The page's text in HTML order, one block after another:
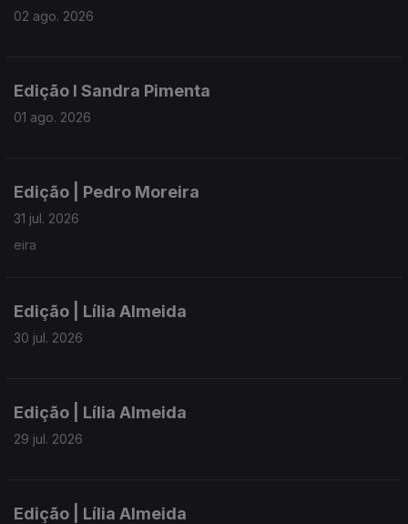
02 ago. 2026
Edição I Sandra Pimenta
01 ago. 2026
Edição | Pedro Moreira
31 jul. 2026
eira
Edição | Lília Almeida
30 jul. 2026
Edição | Lília Almeida
29 jul. 2026
Edição | Lília Almeida